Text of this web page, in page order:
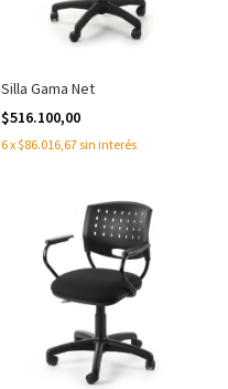
Silla Gama Net
$516.100,00
6x$86.016,67 sin interés